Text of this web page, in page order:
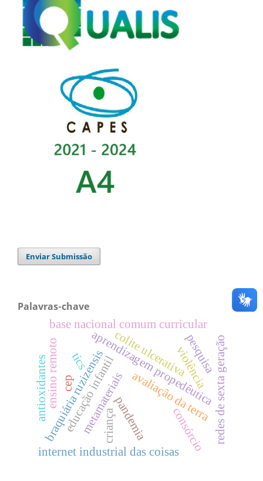
Enviar Submissão
Palavras-chave
aprendizagem propedêutica
consórcio
base nacional comum curricular
criança
educação infantil violência
braquiária ruzizensis
internet industrial das coisas
metamateriais redes de sexta geração
ensino remoto
pandemia
tics
avaliação da terra
antioxidantes
colite ulcerativa
cep
pesquisa